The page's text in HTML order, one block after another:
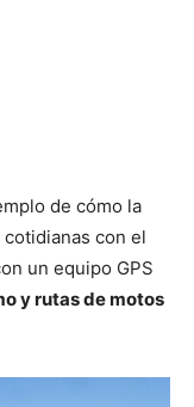
de cómo la
con el
un equipo GPS
y rutas de motos